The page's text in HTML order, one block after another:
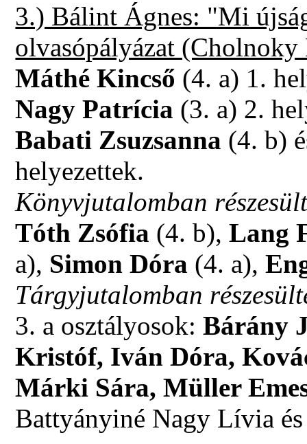
3.) Bálint Ágnes: "Mi
olvasópályázat
Máthé Kincső (4. a) 1.
Nagy Patrícia (3. a) 2.
Babati Zsuzsanna (4. b)
helyezettek.
Könyvjutalomban
Tóth Zsófia (4. b), Lang
a), Simon Dóra (4. a),
Tárgyjutalomban
3. a osztályosok:Bárány
Kristóf, Iván Dóra,
Márki Sára, Müller
Battyányiné Nagy Lívia